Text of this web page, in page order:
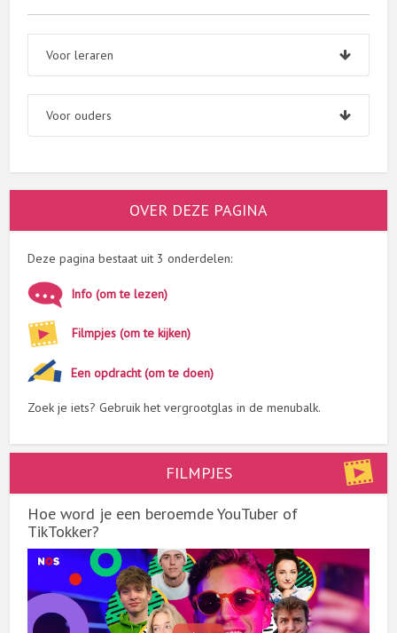
Voor leraren
Voor ouders
OVER DEZE PAGINA
Deze pagina bestaat uit 3 onderdelen:
Info (om te lezen)
Filmpjes (om te kijken)
Een opdracht (om te doen)
Zoek je iets? Gebruik het vergrootglas in de menubalk.
FILMPJES
Hoe word je een beroemde YouTuber of
TikTokker?